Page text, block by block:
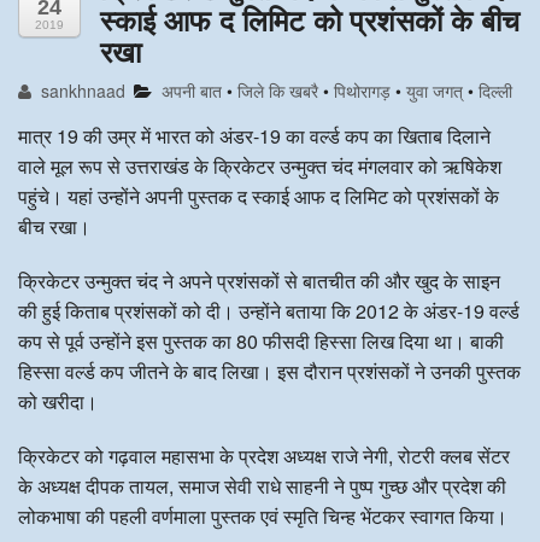
अन्य खबरै
24
2019 स्काई आफ द लिमिट को प्रशंसकों के बीच
रखा
sankhnaad अपनी बात •जिले कि खबरै •पिथोरागड़ •युवा जगत् •दिल्ली
मात्र 19 की उम्र में भारत को अंडर-19 का वर्ल्ड कप का खिताब दिलाने
वाले मूल रूप से उत्तराखंड के क्रिकेटर उन्मुक्त चंद मंगलवार को ऋषिकेश
पहुंचे। यहां उन्होंने अपनी पुस्तक द स्काई आफ द लिमिट को प्रशंसकों के
बीच रखा।
क्रिकेटर उन्मुक्त चंद ने अपने प्रशंसकों से बातचीत की और खुद के साइन
की हुई किताब प्रशंसकों को दी। उन्होंने बताया कि 2012 के अंडर-19 वर्ल्ड
कप से पूर्व उन्होंने इस पुस्तक का 80 फीसदी हिस्सा लिख दिया था। बाकी
हिस्सा वर्ल्ड कप जीतने के बाद लिखा। इस दौरान प्रशंसकों ने उनकी पुस्तक
को खरीदा।
क्रिकेटर को गढ़वाल महासभा के प्रदेश अध्यक्ष राजे नेगी, रोटरी क्लब सेंटर
के अध्यक्ष दीपक तायल, समाज सेवी राधे साहनी ने पुष्प गुच्छ और प्रदेश की
लोकभाषा की पहली वर्णमाला पुस्तक एवं स्मृति चिन्ह भेंटकर स्वागत किया।